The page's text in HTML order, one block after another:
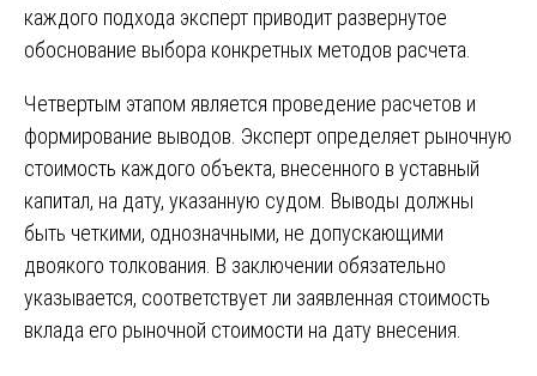
каждого подхода эксперт приводит развернутое
обоснование выбора конкретных методов расчета.
Четвертым этапом является проведение расчетов и
формирование выводов. Эксперт определяет рыночную
стоимость каждого объекта, внесенного в уставный
капитал, на дату, указанную судом. Выводы должны
быть четкими, однозначными, не допускающими
двоякого толкования. В заключении обязательно
указывается, соответствует ли заявленная стоимость
вклада его рыночной стоимости на дату внесения.